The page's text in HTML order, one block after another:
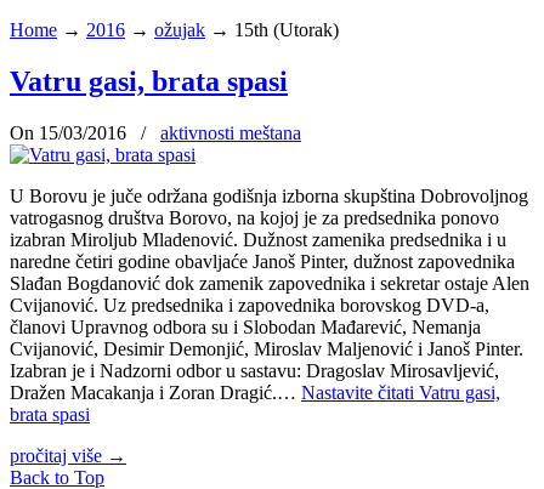
Home → 2016 → ožujak → 15th (Utorak)
Vatru gasi, brata spasi
On 15/03/2016 / aktivnosti meštana
U Borovu je juče održana godišnja izborna skupština Dobrovoljnog
vatrogasnog društva Borovo, na kojoj je za predsednika ponovo
izabran Miroljub Mladenović. Dužnost zamenika predsednika i u
naredne četiri godine obavljaće Janoš Pinter, dužnost zapovednika
Slađan Bogdanović dok zamenik zapovednika i sekretar ostaje Alen
Cvijanović. Uz predsednika i zapovednika borovskog DVD-a,
članovi Upravnog odbora su i Slobodan Mađarević, Nemanja
Cvijanović, Desimir Demonjić, Miroslav Maljenović i Janoš Pinter.
Izabran je i Nadzorni odbor u sastavu: Dragoslav Mirosavljević,
Dražen Macakanja i Zoran Dragić.… Nastavite čitati Vatru gasi,
brata spasi
pročitaj više →
Back to Top